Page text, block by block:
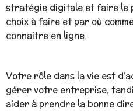
stratégie digitale et faire le
choix à faire et par où
connaitre en ligne.
Votre rôle dans la vie est
gérer votre entreprise,
aider à prendre la bonne